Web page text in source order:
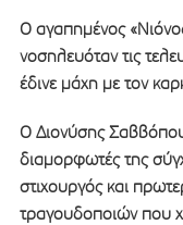
Ο αγαπημένος
νοσηλευόταν τις
έδινε μάχη με τον
Ο Διονύσης
διαμορφωτές της
στιχουργός και
τραγουδοποιών που